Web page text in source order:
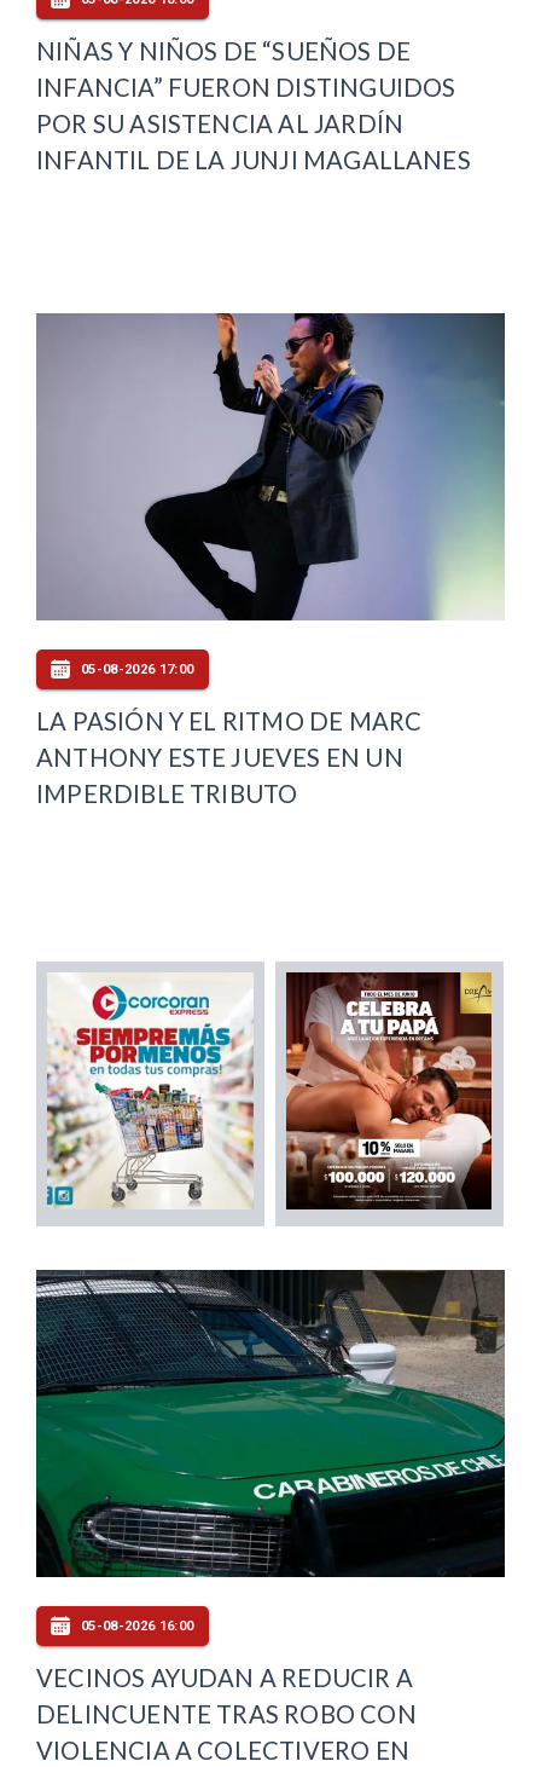
NIÑAS Y NIÑOS DE “SUEÑOS DE
INFANCIA” FUERON DISTINGUIDOS
POR SU ASISTENCIA AL JARDÍN
INFANTIL DE LA JUNJI MAGALLANES
05-08-2026 17:00
LA PASIÓN Y EL RITMO DE MARC
ANTHONY ESTE JUEVES EN UN
IMPERDIBLE TRIBUTO
05-08-2026 16:00
VECINOS AYUDAN A REDUCIR A
DELINCUENTE TRAS ROBO CON
VIOLENCIA A COLECTIVERO EN